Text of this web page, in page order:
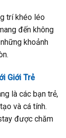
trí khéo léo
đến không
khoảnh
Giới Trẻ
là các bạn trẻ,
và cá tính.
được chăm